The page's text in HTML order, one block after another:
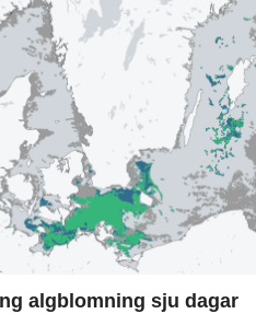
algblomning sju dagar